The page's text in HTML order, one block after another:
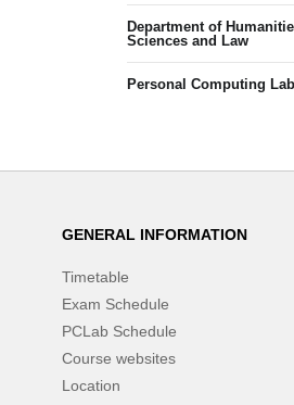
Department of
Sciences and Law
Personal Computing
GENERAL INFORMATION
Timetable
Exam Schedule
PCLab Schedule
Course websites
Location